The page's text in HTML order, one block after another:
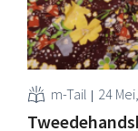
m-Tail 24